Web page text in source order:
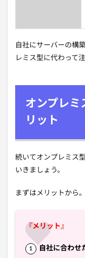
自社にサーバーの構
レミス型に代わって
オンプレミ
リット
続いてオンプレミス
いきましょう。
まずはメリットから。
『メリット』
自社に合わせ